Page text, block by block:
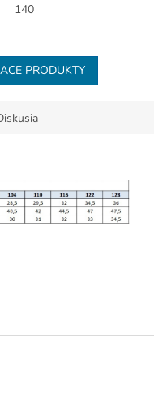
140
PRODUKTY